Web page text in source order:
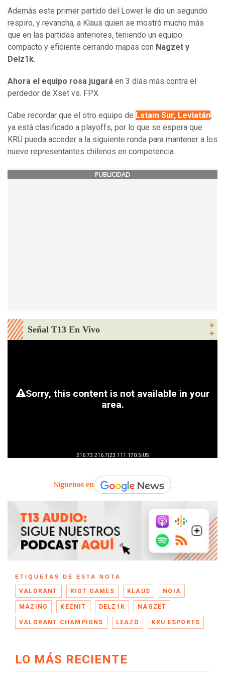
Además este primer partido del Lower le dio un segundo
respiro, y revancha, a Klaus quien se mostró mucho más
que en las partidas anteriores, teniendo un equipo
compacto y eficiente cerrando mapas con Nagzet y
Delz1k.
Ahora el equipo rosa jugará en 3 días más contra el
perdedor de Xset vs. FPX
Cabe recordar que el otro equipo de Latam Sur, Leviatán,
ya está clasificado a playoffs, por lo que se espera que
KRÜ pueda acceder a la siguiente ronda para mantener a los
nueve representantes chilenos en competencia.
PUBLICIDAD
Señal T13 En Vivo
Síguenos en
ETIQUETAS DE ESTA NOTA
VALORANT RIOT GAMES KLAUS NOIA
MAZINO KEZNIT DELZ1K NAGZET
VALORANT CHAMPIONS LEAZO KRU ESPORTS
LO MÁS RECIENTE